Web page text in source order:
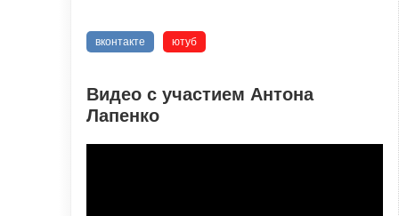
вконтакте ютуб
Видео с участием Антона
Лапенко